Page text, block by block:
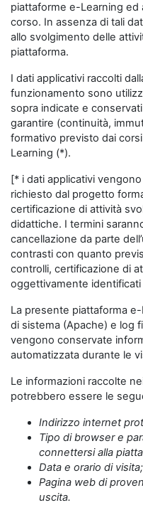
piattaforme e-Learning ed
corso. In assenza di tali
allo svolgimento delle
piattaforma.
I dati applicativi raccolti
funzionamento sono
sopra indicate e
garantire (continuità,
formativo previsto dai
Learning (*).
[* i dati applicativi
richiesto dal progetto
certificazione di attività
didattiche. I termini
cancellazione da parte
contrasti con quanto
controlli, certificazione di
oggettivamente
La presente piattaforma
di sistema (Apache) e log
vengono conservate
automatizzata durante le
Le informazioni raccolte
potrebbero essere le
Indirizzo internet
Tipo di browser e
connettersi alla
Data e orario di visita;
Pagina web di
uscita.